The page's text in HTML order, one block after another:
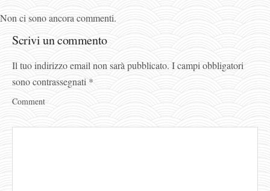
Non ci sono ancora commenti.
Scrivi un commento
Il tuo indirizzo email non sarà pubblicato. I campi obbligatori
sono contrassegnati *
Comment